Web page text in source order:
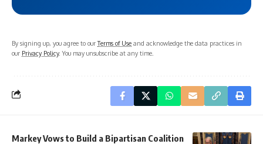
By signing up, you agree to ourTerms of Use and acknowledge the data practices in
our Privacy Policy. You may unsubscribe at any time.
Markey Vows to Build a Bipartisan Coalition